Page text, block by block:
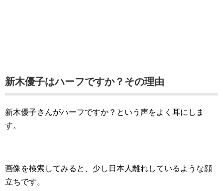
新木優子はハーフですか？その理由
新木優子さんがハーフですか？という声をよく耳にしま
す。
画像を検索してみると、少し日本人離れしているような顔
立ちです。